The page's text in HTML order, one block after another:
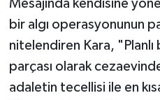
Mesajında kendisine
bir algı operasyonunun
nitelendiren Kara, "Planlı
parçası olarak
adaletin tecellisi ile en